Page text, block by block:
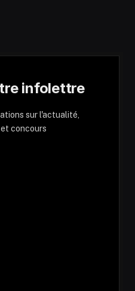
infolettre
sur l'actualité,
concours